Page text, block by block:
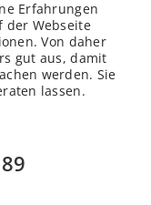
Erfahrungen
der Webseite
Von daher
gut aus, damit
werden. Sie
lassen.